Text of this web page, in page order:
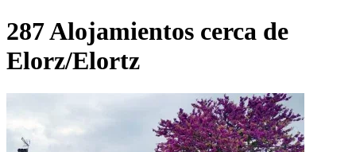
287 Alojamientos cerca de
Elorz/Elortz